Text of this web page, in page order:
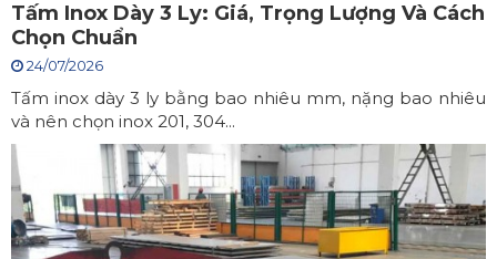
Tấm Inox Dày 3 Ly: Giá, Trọng Lượng Và Cách
Chọn Chuẩn
24/07/2026
Tấm inox dày 3 ly bằng bao nhiêu mm, nặng bao nhiêu
và nên chọn inox 201, 304...